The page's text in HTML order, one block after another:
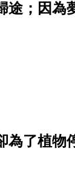
途；因為
為了植